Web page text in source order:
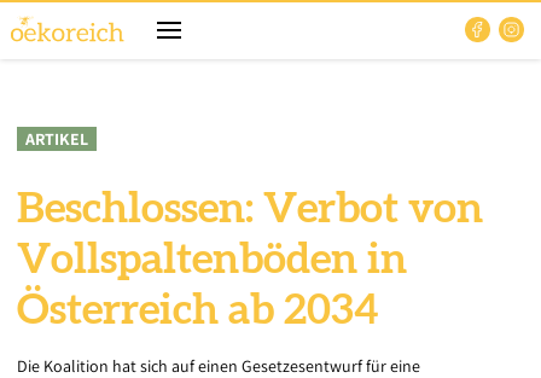
ARTIKEL
Beschlossen: Verbot von
Vollspaltenböden in
Österreich ab 2034
Die Koalition hat sich auf einen Gesetzesentwurf für eine